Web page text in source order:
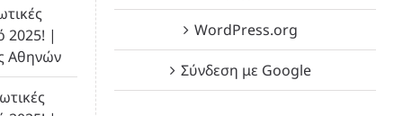
2025! |
Αθηνών
WordPress.org
Σύνδεση με Google